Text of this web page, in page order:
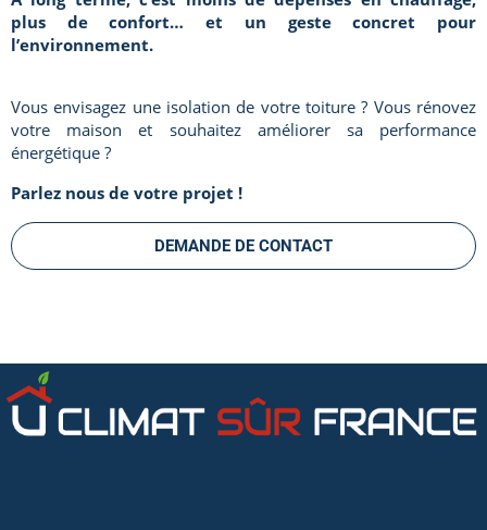
plus de confort… et un geste concret pour
l’environnement.
Vous envisagez une isolation de votre toiture ? Vous rénovez
votre maison et souhaitez améliorer sa performance
énergétique ?
Parlez nous de votre projet !
DEMANDE DE CONTACT